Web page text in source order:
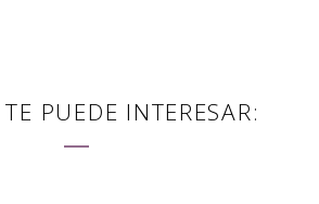
PUEDE INTERESAR: